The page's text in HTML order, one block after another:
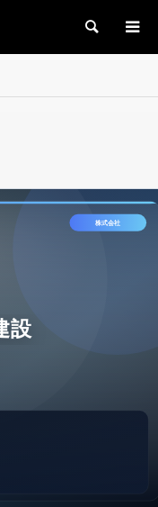
検索